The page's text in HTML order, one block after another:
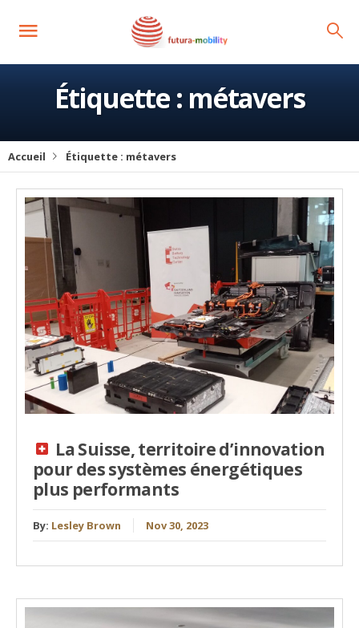
Étiquette :métavers
Accueil Étiquette : métavers
La Suisse, territoire d’innovation
pour des systèmes énergétiques
plus performants
By: Lesley Brown Nov 30, 2023